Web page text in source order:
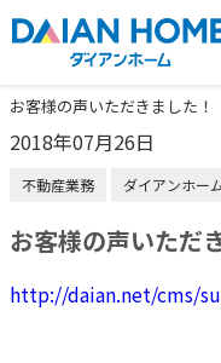
お客様の声いただきました！
2018年07月26日
不動産業務 ダイアンホー
お客様の声いただ
http://daian.net/cms/